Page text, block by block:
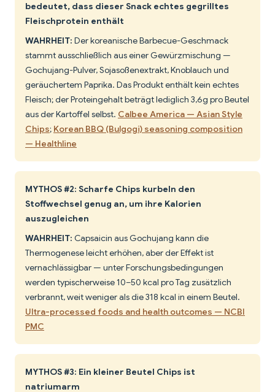
bedeutet, dass dieser Snack echtes gegrilltes
Fleischprotein enthält
WAHRHEIT: Der koreanische Barbecue-Geschmack
stammt ausschließlich aus einer Gewürzmischung —
Gochujang-Pulver, Sojasoßenextrakt, Knoblauch und
geräuchertem Paprika. Das Produkt enthält kein echtes
Fleisch; der Proteingehalt beträgt lediglich 3,6g pro Beutel
aus der Kartoffel selbst. Calbee America — Asian Style
Chips; Korean BBQ (Bulgogi) seasoning composition
— Healthline
MYTHOS #2: Scharfe Chips kurbeln den
Stoffwechsel genug an, um ihre Kalorien
auszugleichen
WAHRHEIT: Capsaicin aus Gochujang kann die
Thermogenese leicht erhöhen, aber der Effekt ist
vernachlässigbar — unter Forschungsbedingungen
werden typischerweise 10–50 kcal pro Tag zusätzlich
verbrannt, weit weniger als die 318 kcal in einem Beutel.
Ultra-processed foods and health outcomes — NCBI
PMC
MYTHOS #3: Ein kleiner Beutel Chips ist
natriumarm